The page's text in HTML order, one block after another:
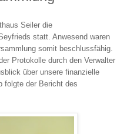
Seiler die
statt. Anwesend waren
somit beschlussfähig.
Protokolle durch den Verwalter
über unsere finanzielle
folgte der Bericht des